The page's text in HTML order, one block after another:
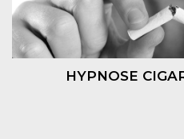
HYPNOSE